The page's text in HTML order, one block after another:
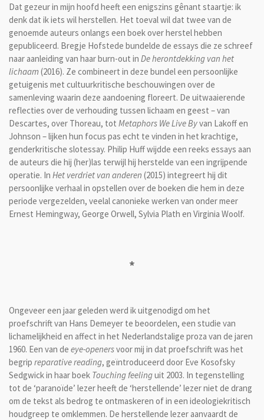
Dat gezeur in mijn hoofd heeft een enigszins gênant staartje: ik
denk dat ik iets wil herstellen. Het toeval wil dat twee van de
genoemde auteurs onlangs een boek over herstel hebben
gepubliceerd. Bregje Hofstede bundelde de essays die ze schreef
naar aanleiding van haar burn-out in De herontdekking van het
lichaam (2016). Ze combineert in deze bundel een persoonlijke
getuigenis met cultuurkritische beschouwingen over de
samenleving waarin deze aandoening floreert. De uitwaaierende
reflecties over de verhouding tussen lichaam en geest – van
Descartes, over Thoreau, tot Metaphors We Live Byvan Lakoff en
Johnson – lijken hun focus pas echt te vinden in het krachtige,
genderkritische slotessay. Philip Huff wijdde een reeks essays aan
de auteurs die hij (her)las terwijl hij herstelde van een ingrijpende
operatie. In Het verdriet van anderen (2015) integreert hij dit
persoonlijke verhaal in opstellen over de boeken die hem in deze
periode vergezelden, veelal canonieke werken van onder meer
Ernest Hemingway, George Orwell, Sylvia Plath en Virginia Woolf.
*
Ongeveer een jaar geleden werd ik uitgenodigd om het
proefschrift van Hans Demeyer te beoordelen, een studie van
lichamelijkheid en affect in het Nederlandstalige proza van de jaren
1960. Een van de eye-openersvoor mij in dat proefschrift was het
begrip reparative reading, geïntroduceerd door Eve Kosofsky
Sedgwick in haar boek Touching feelinguit 2003. In tegenstelling
tot de ‘paranoïde’ lezer heeft de ‘herstellende’ lezer niet de drang
om de tekst als bedrog te ontmaskeren of in een ideologiekritisch
houdgreep te omklemmen. De herstellende lezer aanvaardt de